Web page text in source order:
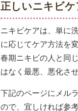
正しいニキビケ
ニキビケアは、単に
に応じてケア方法を
春期ニキビの人と同
はなく最悪、悪化さ
下記のページにメル
ので、宜しければ参